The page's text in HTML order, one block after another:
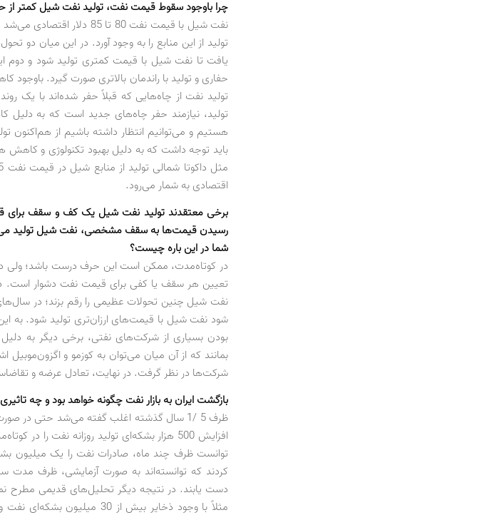
چرا باوجود سقوط قیمت نفت، تولید نفت شیل کمتر از
تولید از این منابع را به وجود آورد. در این میان دو
یافت تا نفت شیل با قیمت کمتری تولید شود و دوم
حفاری و تولید با راندمان بالاتری صورت گیرد.
تولید نفت از چاه‌هایی که قبلاً حفر شده‌اند با یک
تولید، نیازمند حفر چاه‌های جدید است که به
هستیم و می‌توانیم انتظار داشته باشیم از هم‌اکنون
باید توجه داشت که به دلیل بهبود تکنولوژی و کاهش
اقتصادی به شمار می‌رود.
برخی معتقدند تولید نفت شیل یک کف و سقف برای
رسیدن قیمت‌ها به سقف مشخصی، نفت شیل تولید
شما در این باره چیست؟
در کوتاه‌مدت، ممکن است این حرف درست باشد؛ ولی
تعیین هر سقف یا کفی برای قیمت نفت دشوار
نفت شیل چنین تحولات عظیمی را رقم بزند؛ در
شود نفت شیل با قیمت‌های ارزان‌تری تولید شود. به
بودن بسیاری از شرکت‌های نفتی، برخی دیگر به دلیل
بمانند که از آن میان می‌توان به کوزمو و اگزون‌موبیل
شرکت‌ها در نظر گرفت. در نهایت، تعادل عرضه و
بازگشت ایران به بازار نفت چگونه خواهد بود و چه
ظرف 5 /1 سال گذشته اغلب گفته می‌شد حتی در
افزایش 500 هزار بشکه‌ای تولید روزانه نفت
توانست ظرف چند ماه، صادرات نفت را یک میلیون
دست یابند. در نتیجه دیگر تحلیل‌های قدیمی مطرح